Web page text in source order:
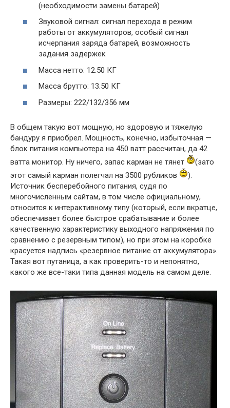
(необходимости замены батарей)
Звуковой сигнал: сигнал перехода в режим
работы от аккумуляторов, особый сигнал
исчерпания заряда батарей, возможность
задания задержек
Масса нетто: 12.50 КГ
Масса брутто: 13.50 КГ
Размеры: 222/132/356 мм
В общем такую вот мощную, но здоровую и тяжелую
бандуру я приобрел. Мощность, конечно, избыточная —
блок питания компьютера на 450 ватт рассчитан, да 42
ватта монитор. Ну ничего, запас карман не тянет
(зато
этот самый карман полегчал на 3500 рубликов
).
Источник бесперебойного питания, судя по
многочисленным сайтам, в том числе официальному,
относится к интерактивному типу (который, если вкратце,
обеспечивает более быстрое срабатывание и более
качественную характеристику выходного напряжения по
сравнению с резервным типом), но при этом на коробке
красуется надпись «резервное питание от аккумулятора».
Такая вот путаница, а как проверить-то и непонятно,
какого же все-таки типа данная модель на самом деле.